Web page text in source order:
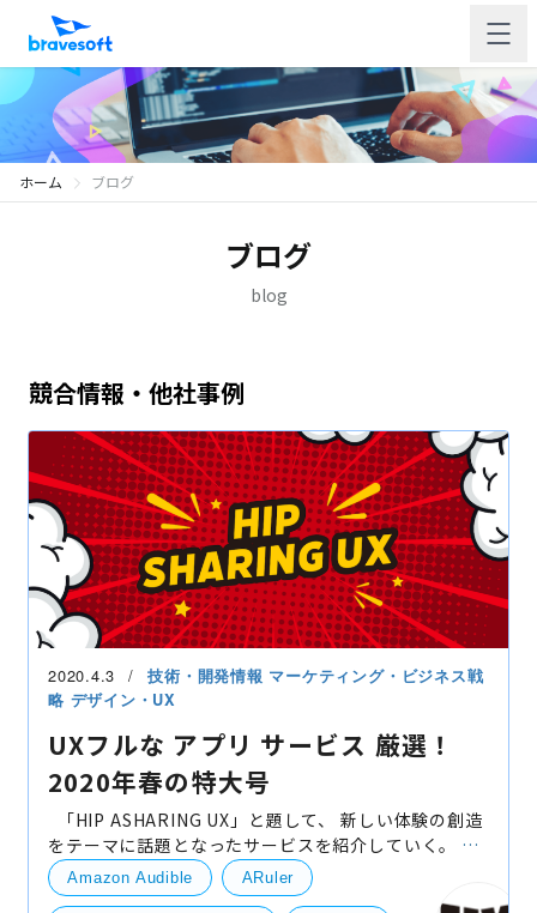
ホーム ブログ
ブログ
blog
競合情報・他社事例
2020.4.3 技術・開発情報 マーケティング・ビジネス戦
略 デザイン・UX
UXフルな アプリ サービス 厳選！
2020年春の特大号
をテーマに話題となったサービスを紹介していく。 そ
れではスタートだ！ ARuler AndoridiOS Pokemon
Amazon Audible ARuler